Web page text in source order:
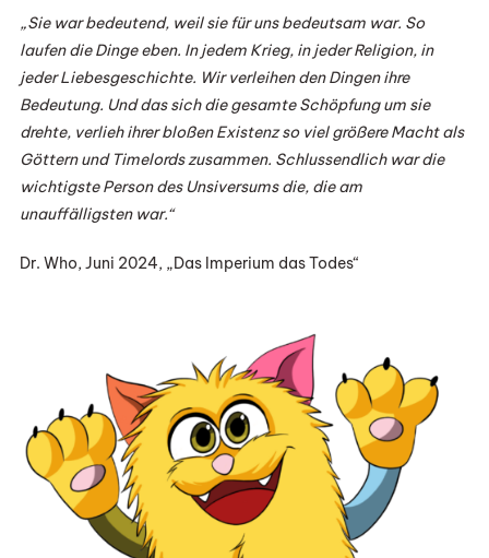
„Sie war bedeutend, weil sie für uns bedeutsam war. So
laufen die Dinge eben. In jedem Krieg, in jeder Religion, in
jeder Liebesgeschichte. Wir verleihen den Dingen ihre
Bedeutung. Und das sich die gesamte Schöpfung um sie
drehte, verlieh ihrer bloßen Existenz so viel größere Macht als
Göttern und Timelords zusammen. Schlussendlich war die
wichtigste Person des Unsiversums die, die am
unauffälligsten war.“
Dr. Who, Juni 2024, „Das Imperium das Todes“